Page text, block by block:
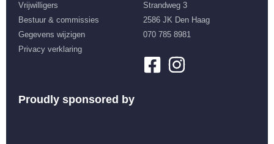
Vrijwilligers
Bestuur & commissies
Gegevens wijzigen
Privacy verklaring
Strandweg 3
2586 JK Den Haag
070 785 8981
Proudly sponsored by